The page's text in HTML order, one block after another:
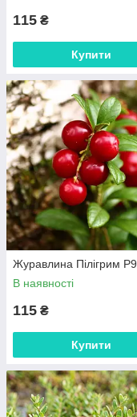
115 ₴
Купити
Журавлина Пілігрим Р9
В наявності
115 ₴
Купити